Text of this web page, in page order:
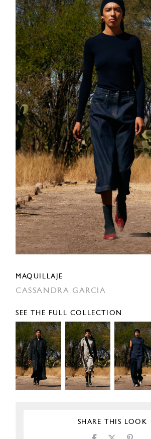
MAQUILLAJE
CASSANDRA GARCIA
SEE THE FULL COLLECTION
SHARE THIS LOOK